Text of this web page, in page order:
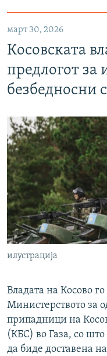
март 30, 2026
Косовската
предлогот за
безбедносни
илустрација
Владата на Косово
Министерството за
припадници на
(КБС) во Газа, со што
да биде доставена